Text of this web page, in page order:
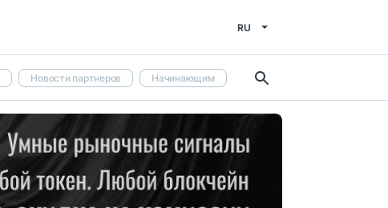
RU
Новости партнеров Начинающим